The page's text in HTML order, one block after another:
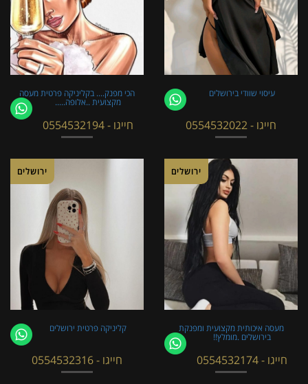
הכי מפנק.... בקליניקה פרטית מעסה
מקצועית ..אלופה.....
חייגו - 0554532194
עיסוי שוודי בירושלים
חייגו - 0554532022
ירושלים
קליניקה פרטית ירושלים
חייגו - 0554532316
ירושלים
מעסה איכותית מקצועית ומפנקת
בירושלים .מומלץ!!
חייגו - 0554532174